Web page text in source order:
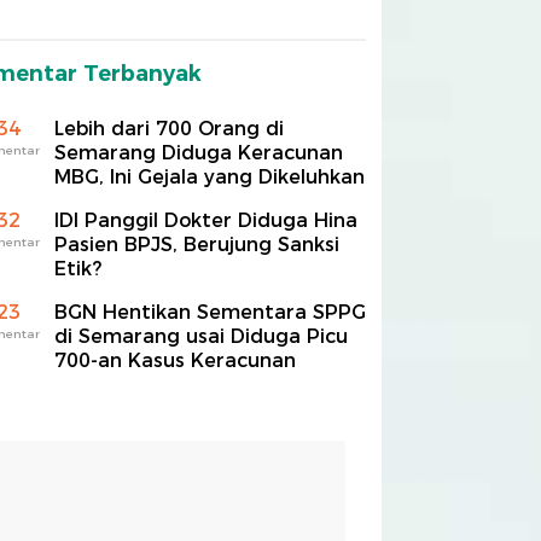
Terbanyak
Lebih dari 700 Orang di
Semarang Diduga Keracunan
MBG, Ini Gejala yang Dikeluhkan
IDI Panggil Dokter Diduga Hina
Pasien BPJS, Berujung Sanksi
Etik?
BGN Hentikan Sementara SPPG
di Semarang usai Diduga Picu
700-an Kasus Keracunan